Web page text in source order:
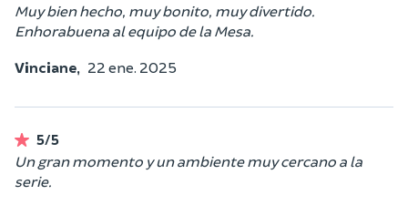
Muy bien hecho, muy bonito, muy divertido.
Enhorabuena al equipo de la Mesa.
Vinciane, 22 ene. 2025
5/5
Un gran momento y un ambiente muy cercano a la
serie.